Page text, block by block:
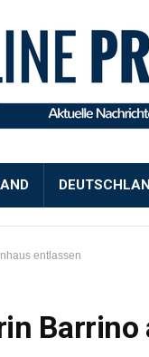
entlassen
Barrino